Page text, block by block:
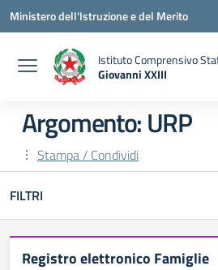
Vai ai contenuti
Vai al menu di navigazione
Vai al footer
Ministero dell'Istruzione e del Merito
Istituto Comprensivo
Giovanni XXIII
Argomento: URP
Stampa / Condividi
FILTRI
Registro elettronico Famiglie